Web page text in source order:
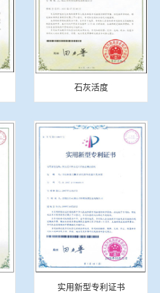
石灰活度
实用新型专利证书